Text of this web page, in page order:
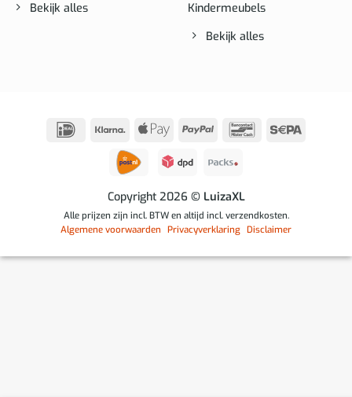
Bekijk alles
Kindermeubels
Bekijk alles
IDeal Klarna
Apple
PayPal Bancontact
Copyright 2026 © LuizaXL
Alle prijzen zijn incl. BTW en altijd incl. verzendkosten.
Algemene voorwaarden Privacyverklaring Disclaimer